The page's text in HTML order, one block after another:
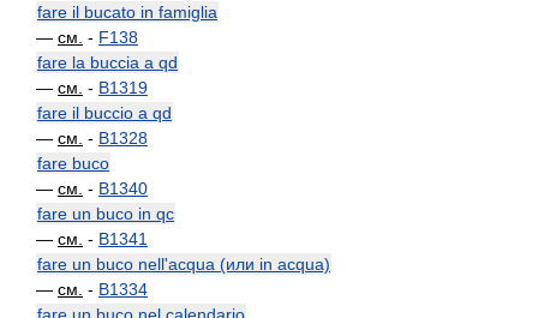
fare il bucato in famiglia
— см. - F138
fare la buccia a qd
— см. - B1319
fare il buccio a qd
— см. - B1328
fare buco
— см. - B1340
fare un buco in qc
— см. - B1341
fare un buco nell'acqua (или in acqua)
— см. - B1334